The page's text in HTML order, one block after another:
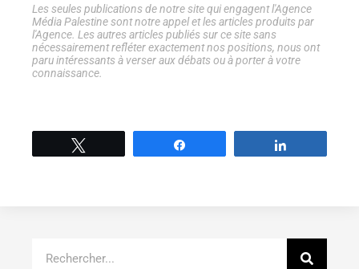
Les seules publications de notre site qui engagent l'Agence
Média Palestine sont notre appel et les articles produits par
l'Agence. Les autres articles publiés sur ce site sans
nécessairement refléter exactement nos positions, nous ont
paru intéressants à verser aux débats ou à porter à votre
connaissance.